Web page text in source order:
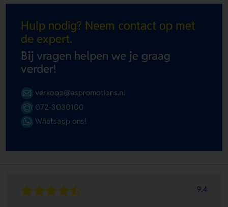
Hulp nodig? Neem contact op met
de expert.
Bij vragen helpen we je graag
verder!
verkoop@aspromotions.nl
072-3030100
Whatsapp ons!
9.4